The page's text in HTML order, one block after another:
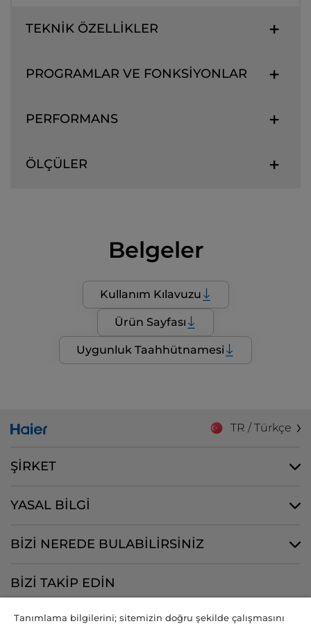
TEKNİK ÖZELLİKLER
PROGRAMLAR VE FONKSİYONLAR
PERFORMANS
ÖLÇÜLER
Belgeler
Kullanım Kılavuzu
Ürün Sayfası
Uygunluk Taahhütnamesi
TR / Türkçe
ŞİRKET
YASAL BİLGİ
BİZİ NEREDE BULABİLİRSİNİZ
BİZİ TAKİP EDİN
Tanımlama bilgilerini; sitemizin doğru şekilde çalışmasını